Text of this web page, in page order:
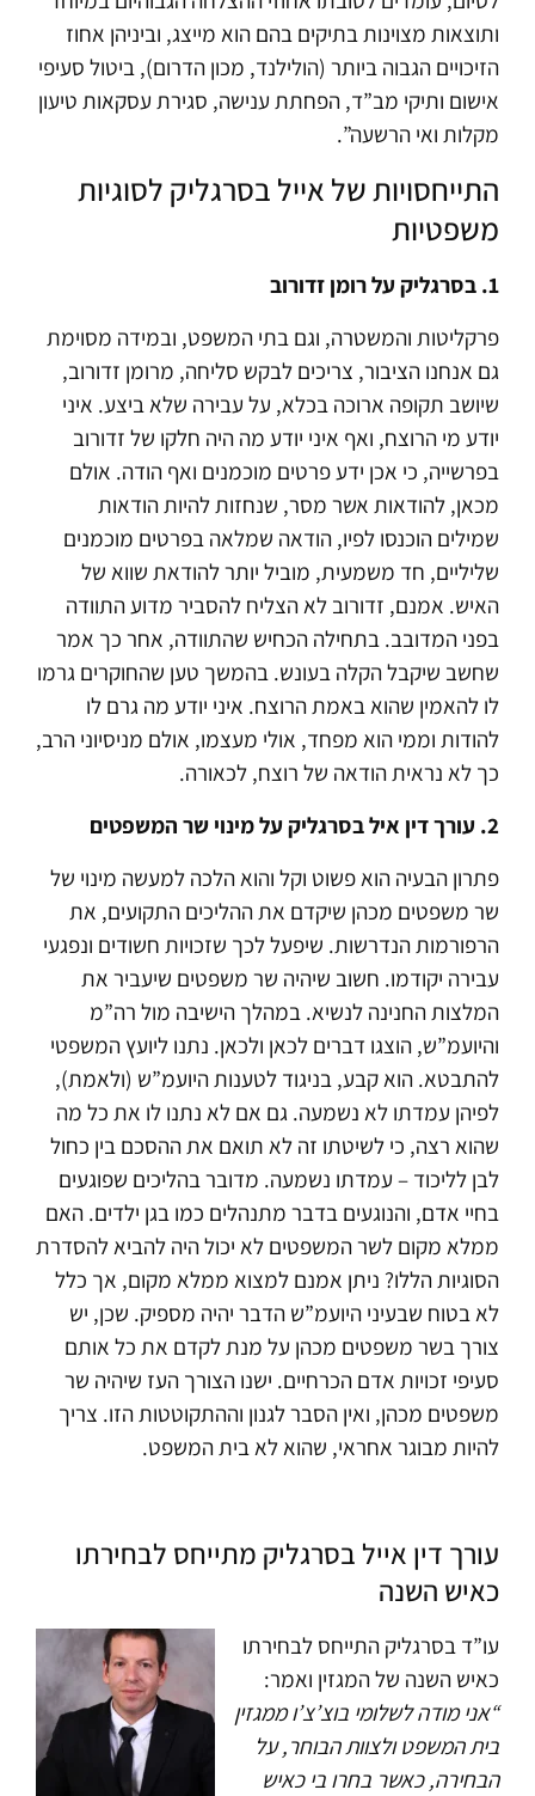
ותוצאות מצוינות בתיקים בהם הוא מייצג, וביניהן אחוז
הזיכויים הגבוה ביותר (הולילנד, מכון הדרום), ביטול סעיפי
אישום ותיקי מב”ד, הפחתת ענישה, סגירת עסקאות טיעון
מקלות ואי הרשעה”.
התייחסויות של אייל בסרגליק לסוגיות
משפטיות
פרקליטות והמשטרה, וגם בתי המשפט, ובמידה מסוימת
גם אנחנו הציבור, צריכים לבקש סליחה, מרומן זדורוב,
שיושב תקופה ארוכה בכלא, על עבירה שלא ביצע. איני
יודע מי הרוצח, ואף איני יודע מה היה חלקו של זדורוב
בפרשייה, כי אכן ידע פרטים מוכמנים ואף הודה. אולם
מכאן, להודאות אשר מסר, שנחזות להיות הודאות
שמילים הוכנסו לפיו, הודאה שמלאה בפרטים מוכמנים
שליליים, חד משמעית, מוביל יותר להודאת שווא של
האיש.אמנם, זדורוב לא הצליח להסביר מדוע התוודה
בפני המדובב. בתחילה הכחיש שהתוודה, אחר כך אמר
שחשב שיקבל הקלה בעונש. בהמשך טען שהחוקרים גרמו
לו להאמין שהוא באמת הרוצח. איני יודע מה גרם לו
להודות וממי הוא מפחד, אולי מעצמו, אולם מניסיוני הרב,
כך לא נראית הודאה של רוצח, לכאורה.
פתרון הבעיה הוא פשוט וקל והוא הלכה למעשה מינוי של
שר משפטים מכהן שיקדם את ההליכים התקועים, את
הרפורמות הנדרשות. שיפעל לכך שזכויות חשודים ונפגעי
עבירה יקודמו. חשוב שיהיה שר משפטים שיעביר את
המלצות החנינה לנשיא.במהלך הישיבה מול רה”מ
והיועמ”ש, הוצגו דברים לכאן ולכאן. נתנו ליועץ המשפטי
להתבטא. הוא קבע, בניגוד לטענות היועמ”ש (ולאמת),
לפיהן עמדתו לא נשמעה. גם אם לא נתנו לו את כל מה
שהוא רצה, כי לשיטתו זה לא תואם את ההסכם בין כחול
לבן לליכוד – עמדתו נשמעה.מדובר בהליכים שפוגעים
בחיי אדם, והנוגעים בדבר מתנהלים כמו בגן ילדים. האם
ממלא מקום לשר המשפטים לא יכול היה להביא להסדרת
הסוגיות הללו? ניתן אמנם למצוא ממלא מקום, אך כלל
לא בטוח שבעיני היועמ”ש הדבר יהיה מספיק. שכן, יש
צורך בשר משפטים מכהן על מנת לקדם את כל אותם
סעיפי זכויות אדם הכרחיים.ישנו הצורך העז שיהיה שר
משפטים מכהן, ואין הסבר לגנון וההתקוטטות הזו. צריך
להיות מבוגר אחראי, שהוא לא בית המשפט.
עורך דין אייל בסרגליק מתייחס לבחירתו
כאיש השנה
עו”ד בסרגליק התייחס לבחירתו
כאיש השנה של המגזין ואמר:
“אני מודה לשלומי בוצ’צ’ו ממגזין
בית המשפט ולצוות הבוחר, על
הבחירה, כאשר בחרו בי כאיש